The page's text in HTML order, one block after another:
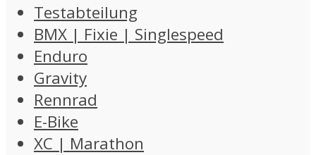
Testabteilung
BMX | Fixie | Singlespeed
Enduro
Gravity
Rennrad
E-Bike
XC | Marathon